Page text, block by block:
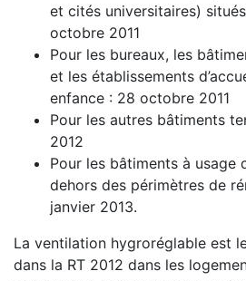
et cités universitaires)
octobre 2011
Pour les bureaux, les
et les établissements
enfance : 28 octobre 2011
Pour les autres bâtiments
2012
Pour les bâtiments à usage
dehors des périmètres de
janvier 2013.
La ventilation hygroréglable est
dans la RT 2012 dans les